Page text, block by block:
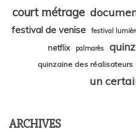
court métrage
festival de venise festival
netflix palmarès
quinzaine des réalisateurs
un
ARCHIVES